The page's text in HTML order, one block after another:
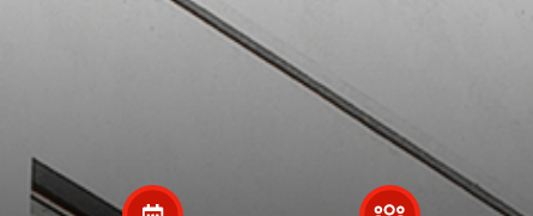
Международная